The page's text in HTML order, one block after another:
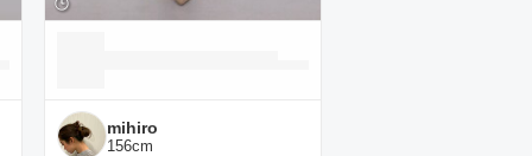
mihiro
156cm